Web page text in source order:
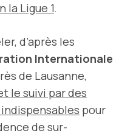
la Ligue 1.
d’après les
Internationale
de Lausanne,
le suivi par des
pour
de sur-